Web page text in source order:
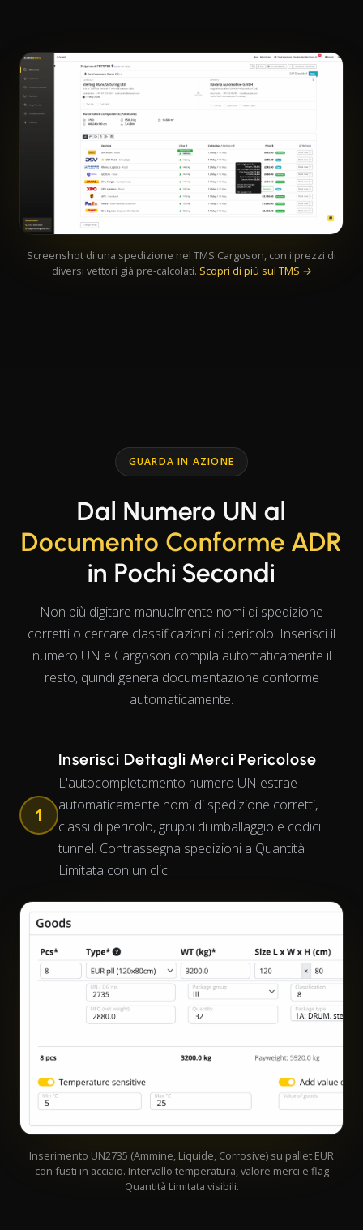
Screenshot di una spedizione nel TMS Cargoson, con i prezzi di
diversi vettori già pre-calcolati. Scopri di più sul TMS →
GUARDA IN AZIONE
Dal Numero UN al
Documento Conforme ADR
in Pochi Secondi
Non più digitare manualmente nomi di spedizione
corretti o cercare classificazioni di pericolo. Inserisci il
numero UN e Cargoson compila automaticamente il
resto, quindi genera documentazione conforme
automaticamente.
1
Inserisci Dettagli Merci Pericolose
L'autocompletamento numero UN estrae
automaticamente nomi di spedizione corretti,
classi di pericolo, gruppi di imballaggio e codici
tunnel. Contrassegna spedizioni a Quantità
Limitata con un clic.
Inserimento UN2735 (Ammine, Liquide, Corrosive) su pallet EUR
con fusti in acciaio. Intervallo temperatura, valore merci e flag
Quantità Limitata visibili.